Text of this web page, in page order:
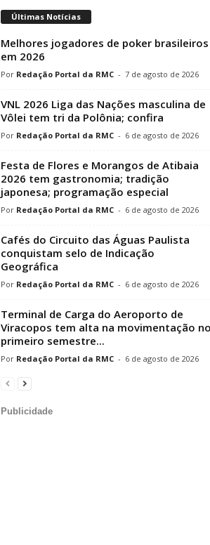
Últimas Notícias
Melhores jogadores de poker brasileiros
em 2026
Redação Portal da RMC - 7 de agosto de 2026
VNL 2026 Liga das Nações masculina de
Vôlei tem tri da Polônia; confira
Redação Portal da RMC - 6 de agosto de 2026
Festa de Flores e Morangos de Atibaia
2026 tem gastronomia; tradição
japonesa; programação especial
Redação Portal da RMC - 6 de agosto de 2026
Cafés do Circuito das Águas Paulista
conquistam selo de Indicação
Geográfica
Redação Portal da RMC - 6 de agosto de 2026
Terminal de Carga do Aeroporto de
Viracopos tem alta na movimentação no
primeiro semestre...
Redação Portal da RMC - 6 de agosto de 2026
Publicidade